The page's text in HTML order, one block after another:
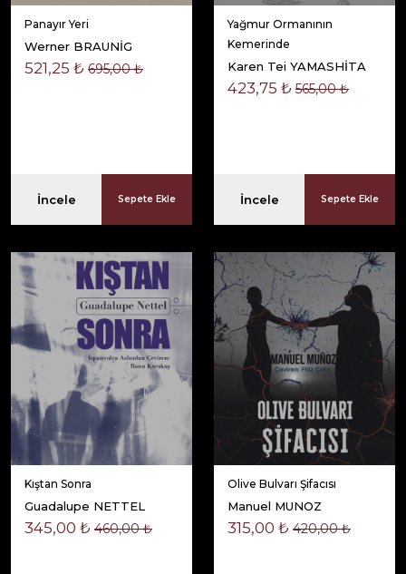
Panayır Yeri
Werner BRAUNİG
521,25 ₺ 695,00 ₺
İncele Sepete Ekle
Yağmur Ormanının
Kemerinde
Karen Tei YAMASHİTA
423,75 ₺ 565,00 ₺
İncele Sepete Ekle
Kıştan Sonra
Guadalupe NETTEL
345,00 ₺ 460,00 ₺
Olive Bulvarı Şifacısı
Manuel MUNOZ
315,00 ₺ 420,00 ₺